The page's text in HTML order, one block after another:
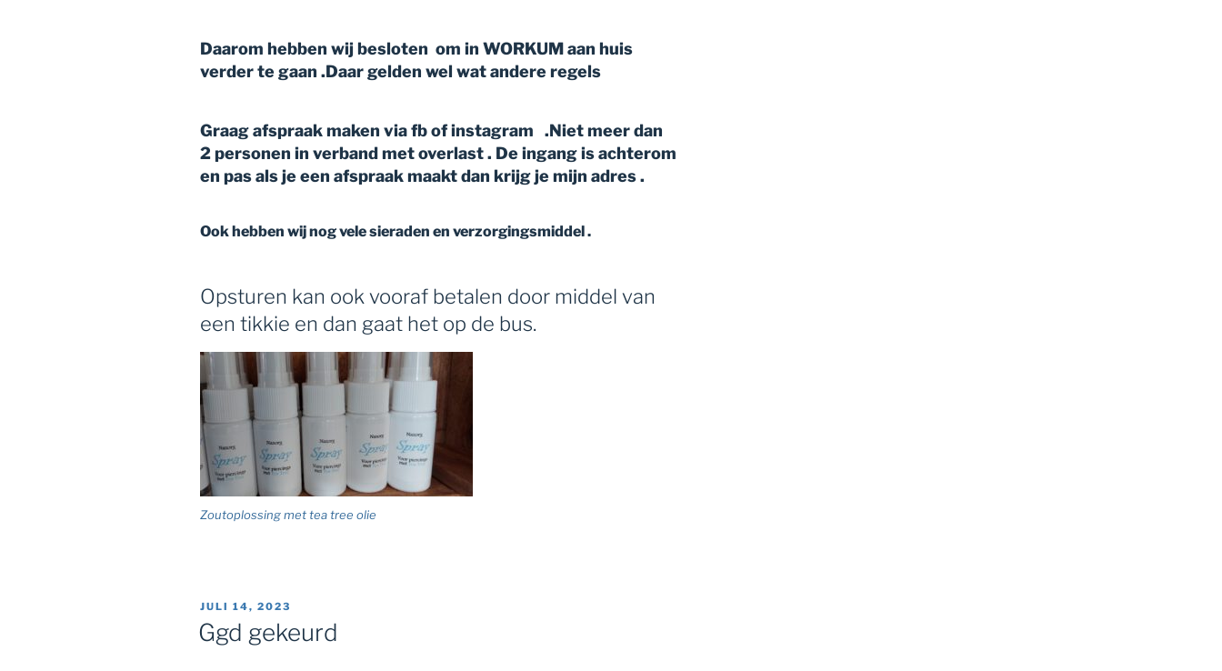
Daarom hebben wij besloten om in WORKUM aan huis
verder te gaan .Daar gelden wel wat andere regels
Graag afspraak maken via fb of instagram .Niet meer dan
2 personen in verband met overlast . De ingang is achterom
en pas als je een afspraak maakt dan krijg je mijn adres .
Ook hebben wij nog vele sieraden en verzorgingsmiddel .
Opsturen kan ook vooraf betalen door middel van
een tikkie en dan gaat het op de bus.
Zoutoplossing met tea tree olie
GEPLAATST
OP
JULI 14, 2023
Ggd gekeurd